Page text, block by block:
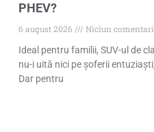
PHEV?
6 august 2026
Niciun
Ideal pentru familii, SUV-ul de
nu-i uită nici pe șoferii
Dar pentru